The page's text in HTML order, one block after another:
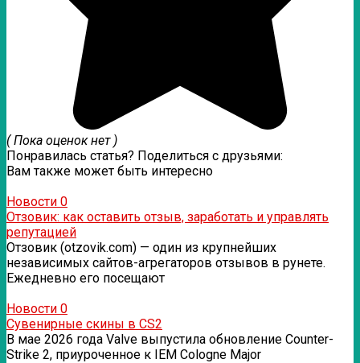
( Пока оценок нет )
Понравилась статья? Поделиться с друзьями:
Вам также может быть интересно
Новости 0
Отзовик: как оставить отзыв, заработать и управлять
репутацией
Отзовик (otzovik.com) — один из крупнейших
независимых сайтов-агрегаторов отзывов в рунете.
Ежедневно его посещают
Новости 0
Сувенирные скины в CS2
В мае 2026 года Valve выпустила обновление Counter-
Strike 2, приуроченное к IEM Cologne Major